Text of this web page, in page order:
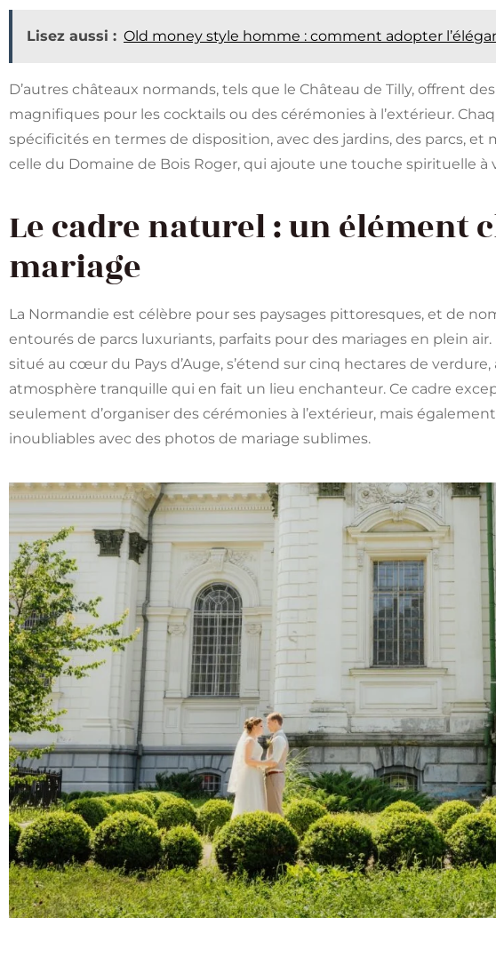
Lisez aussi : Old money style homme : comment adopter
D’autres châteaux normands, tels que le Château de Tilly, offrent
magnifiques pour les cocktails ou des cérémonies à l’extérieur.
spécificités en termes de disposition, avec des jardins, des parcs, et
celle du Domaine de Bois Roger, qui ajoute une touche spirituelle à
Le cadre naturel : un élément
mariage
La Normandie est célèbre pour ses paysages pittoresques, et de
entourés de parcs luxuriants, parfaits pour des mariages en plein
situé au cœur du Pays d’Auge, s’étend sur cinq hectares de verdure,
atmosphère tranquille qui en fait un lieu enchanteur. Ce cadre
seulement d’organiser des cérémonies à l’extérieur, mais
inoubliables avec des photos de mariage sublimes.